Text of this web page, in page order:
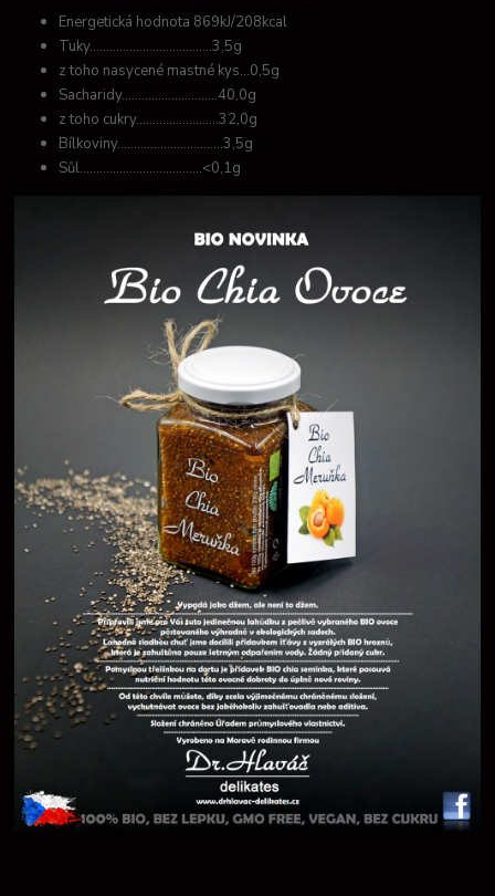
Energetická hodnota 869kJ/208kcal
Tuky.....................................3,5g
z toho nasycené mastné kys...0,5g
Sacharidy.............................40,0g
z toho cukry.........................32,0g
Bílkoviny................................3,5g
Sůl.....................................<0,1g